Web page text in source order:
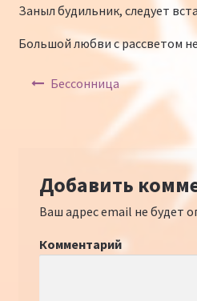
Заныл будильник, следует
Большой любви с рассветом
Навигация по записям
Бессонница
Добавить
Ваш адрес email не будет
Комментарий